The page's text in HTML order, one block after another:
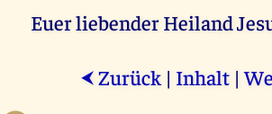
Euer liebender Heiland
⮜ Zurück | Inhalt |